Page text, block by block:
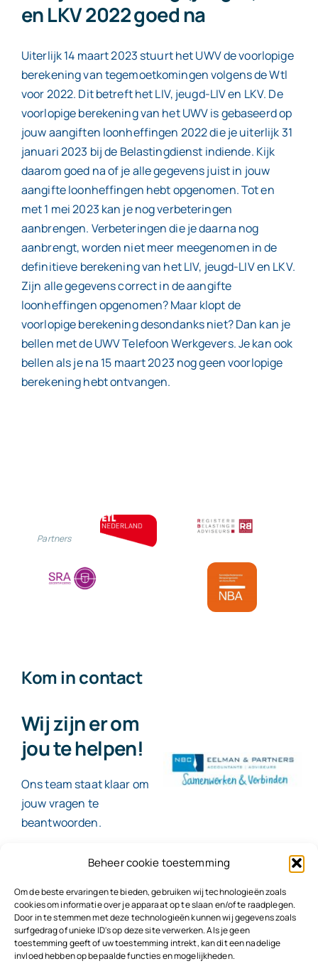
Beheer cookie toestemming
Om de beste ervaringen te bieden, gebruiken wij technologieën zoals
cookies om informatie over je apparaat op te slaan en/of te raadplegen.
Door in te stemmen met deze technologieën kunnen wij gegevens zoals
surfgedrag of unieke ID's op deze site verwerken. Als je geen
toestemming geeft of uw toestemming intrekt, kan dit een nadelige
invloed hebben op bepaalde functies en mogelijkheden.
en LKV 2022 goed na
Uiterlijk 14 maart 2023 stuurt het UWV de voorlopige
berekening van tegemoetkomingen volgens de Wtl
voor 2022. Dit betreft het LIV, jeugd-LIV en LKV. De
voorlopige berekening van het UWV is gebaseerd op
jouw aangiften loonheffingen 2022 die je uiterlijk 31
januari 2023 bij de Belastingdienst indiende. Kijk
daarom goed na of je alle gegevens juist in jouw
aangifte loonheffingen hebt opgenomen. Tot en
met 1 mei 2023 kan je nog verbeteringen
aanbrengen. Verbeteringen die je daarna nog
aanbrengt, worden niet meer meegenomen in de
definitieve berekening van het LIV, jeugd-LIV en LKV.
Zijn alle gegevens correct in de aangifte
loonheffingen opgenomen? Maar klopt de
voorlopige berekening desondanks niet? Dan kan je
bellen met de UWV Telefoon Werkgevers. Je kan ook
bellen als je na 15 maart 2023 nog geen voorlopige
berekening hebt ontvangen.
Partners
Kom in contact
Wij zijn er om
jou te helpen!
Ons team staat klaar om
jouw vragen te
beantwoorden.
Contact
© 2026NBC Eelman & Partners |KvK: 78187591
Algemene voorwaarden|Disclaimer | Copyright |